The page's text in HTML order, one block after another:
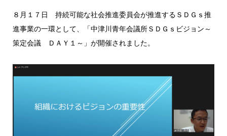
８月１７日 持続可能な社会推進委員会が推進するＳＤＧｓ推
進事業の一環として、「中津川青年会議所ＳＤＧｓビジョン～
策定会議 ＤＡＹ１～」が開催されました。